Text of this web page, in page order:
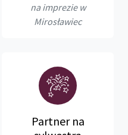
na imprezie w
Mirosławiec
Partner na